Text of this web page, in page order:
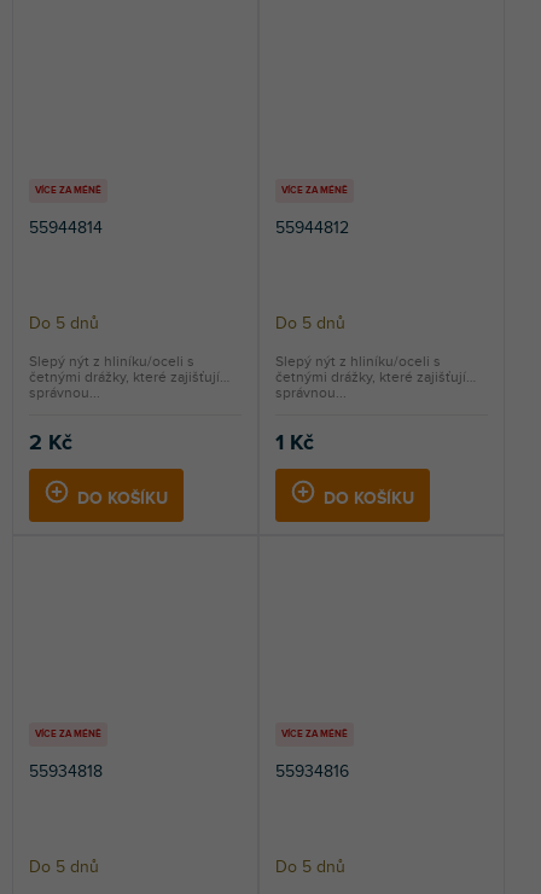
VÍCE ZA MÉNĚ
55944814
Do 5 dnů
2 Kč
DO KOŠÍKU
Slepý nýt z hliníku/oceli s
četnými drážky, které zajišťují
správnou...
VÍCE ZA MÉNĚ
55944812
Do 5 dnů
1 Kč
DO KOŠÍKU
Slepý nýt z hliníku/oceli s
četnými drážky, které zajišťují
správnou...
VÍCE ZA MÉNĚ
55934818
Do 5 dnů
VÍCE ZA MÉNĚ
55934816
Do 5 dnů